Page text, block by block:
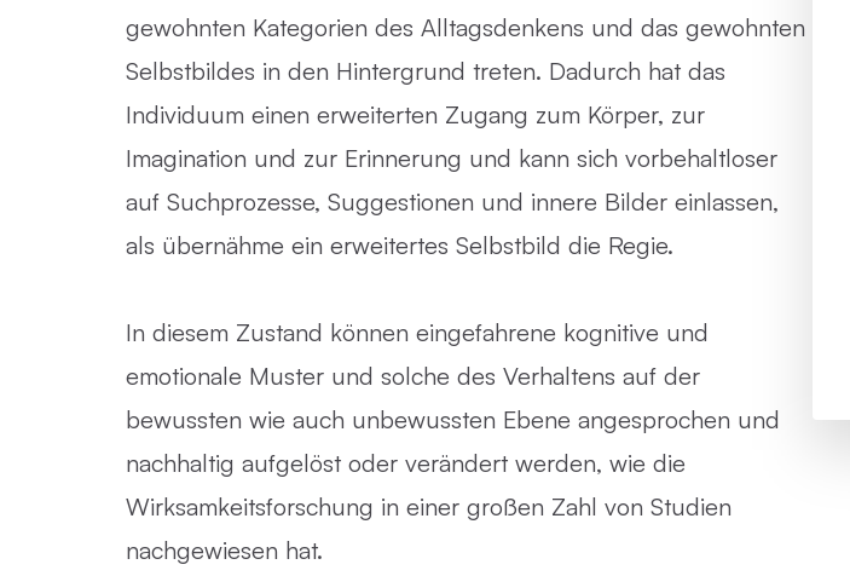
gewohnten Kategorien des Alltagsdenkens und das gewohnten
Selbstbildes in den Hintergrund treten. Dadurch hat das
Individuum einen erweiterten Zugang zum Körper, zur
Imagination und zur Erinnerung und kann sich vorbehaltloser
auf Suchprozesse, Suggestionen und innere Bilder einlassen,
als übernähme ein erweitertes Selbstbild die Regie.
In diesem Zustand können eingefahrene kognitive und
emotionale Muster und solche des Verhaltens auf der
bewussten wie auch unbewussten Ebene angesprochen und
nachhaltig aufgelöst oder verändert werden, wie die
Wirksamkeitsforschung in einer großen Zahl von Studien
nachgewiesen hat.